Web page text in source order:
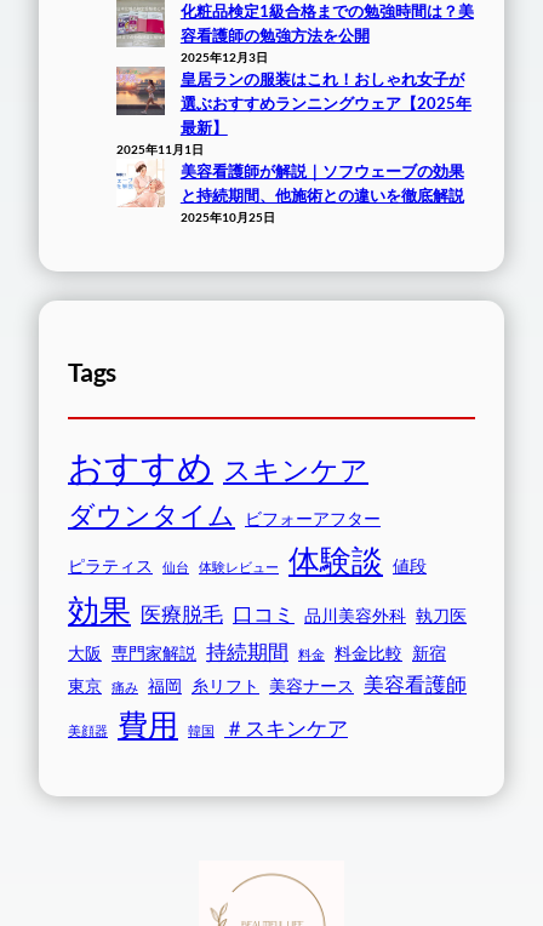
化粧品検定1級合格までの勉強時間は？美
容看護師の勉強方法を公開
2025年12月3日
皇居ランの服装はこれ！おしゃれ女子が
選ぶおすすめランニングウェア【2025年
最新】
2025年11月1日
美容看護師が解説｜ソフウェーブの効果
と持続期間、他施術との違いを徹底解説
2025年10月25日
Tags
おすすめ スキンケア
ダウンタイム ビフォーアフター
ピラティス 仙台 体験レビュー 体験談 値段
効果 医療脱毛 口コミ 品川美容外科 執刀医
大阪 専門家解説 持続期間 料金 料金比較 新宿
東京
痛み 福岡 糸リフト 美容ナース 美容看護師
美顔器 費用 韓国 ＃スキンケア